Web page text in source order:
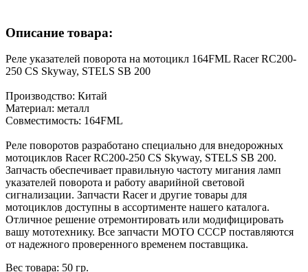
Описание товара:
Реле указателей поворота на мотоцикл 164FML Racer RC200-
250 CS Skyway, STELS SB 200
Производство: Китай
Материал: металл
Совместимость: 164FML
Реле поворотов разработано специально для внедорожных
мотоциклов Racer RC200-250 CS Skyway, STELS SB 200.
Запчасть обеспечивает правильную частоту мигания ламп
указателей поворота и работу аварийной световой
сигнализации. Запчасти Racer и другие товары для
мотоциклов доступны в ассортименте нашего каталога.
Отличное решение отремонтировать или модифицировать
вашу мототехнику. Все запчасти МОТО СССР поставляются
от надежного проверенного временем поставщика.
Вес товара: 50 гр.